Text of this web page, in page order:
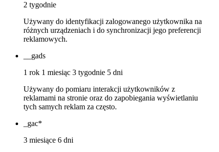
2 tygodnie
Używany do identyfikacji zalogowanego użytkownika na
różnych urządzeniach i do synchronizacji jego preferencji
reklamowych.
__gads
1 rok 1 miesiąc 3 tygodnie 5 dni
Używany do pomiaru interakcji użytkowników z
reklamami na stronie oraz do zapobiegania wyświetlaniu
tych samych reklam za często.
_gac*
3 miesiące 6 dni